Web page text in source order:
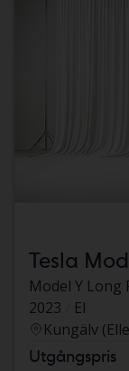
Tesla
Model Y Long
2023
El
Kungälv
Utgångspris